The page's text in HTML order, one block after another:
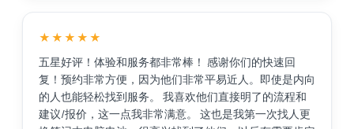
★★★★★
五星好评！体验和服务都非常棒！ 感谢你们的快速回
复！预约非常方便，因为他们非常平易近人。即使是内向
的人也能轻松找到服务。 我喜欢他们直接明了的流程和
建议/报价，这一点我非常满意。 这也是我第一次找人更